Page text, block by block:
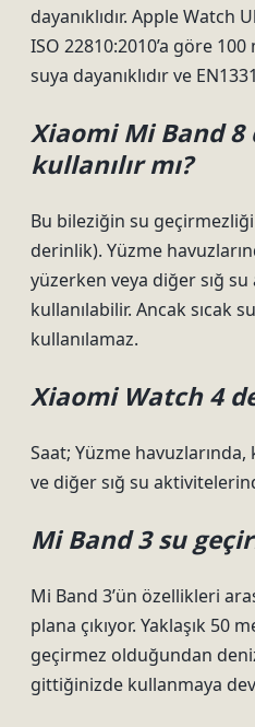
dayanıklıdır. Apple
ISO 22810:2010’a göre
suya dayanıklıdır ve
Xiaomi Mi Band 8
kullanılır mı?
Bu bileziğin su
derinlik). Yüzme
yüzerken veya diğer sığ
kullanılabilir. Ancak sıcak
kullanılamaz.
Xiaomi Watch 4
Saat; Yüzme havuzlarında,
ve diğer sığ su
Mi Band 3 su
Mi Band 3’ün özellikleri
plana çıkıyor. Yaklaşık 50
geçirmez olduğundan
gittiğinizde kullanmaya